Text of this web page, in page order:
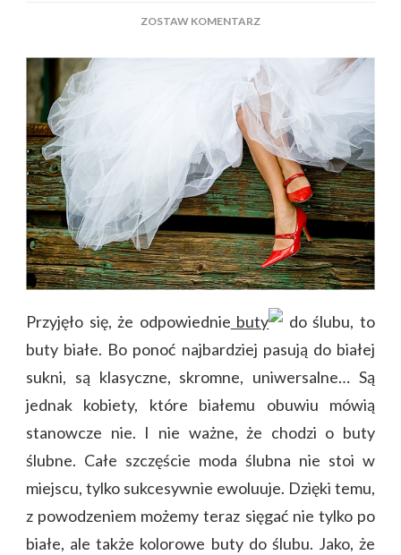
ZOSTAW KOMENTARZDO
ŚLUBNE
NIE
MUSZĄ
BYĆ
NUDNE!
Przyjęło się, że odpowiednie buty
do ślubu, to
buty białe. Bo ponoć najbardziej pasują do białej
sukni, są klasyczne, skromne, uniwersalne… Są
jednak kobiety, które białemu obuwiu mówią
stanowcze nie. I nie ważne, że chodzi o buty
ślubne. Całe szczęście moda ślubna nie stoi w
miejscu, tylko sukcesywnie ewoluuje. Dzięki temu,
z powodzeniem możemy teraz sięgać nie tylko po
białe, ale także kolorowe buty do ślubu. Jako, że